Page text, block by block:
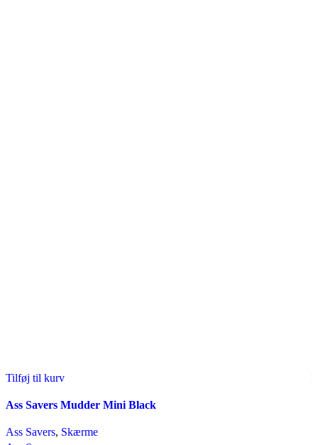
Tilføj til kurv
Ass Savers Mudder Mini Black
Ass Savers, Skærme